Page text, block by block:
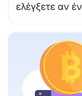
ελέγξετε αν